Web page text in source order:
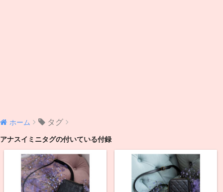
ホーム タグ
アナスイミニタグの付いている付録